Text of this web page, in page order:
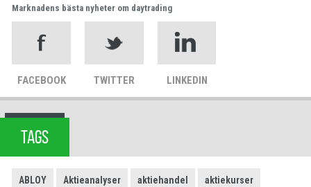
Marknadens bästa nyheter om daytrading
FACEBOOK TWITTER LINKEDIN
TAGS
ABLOY Aktieanalyser aktiehandel aktiekurser